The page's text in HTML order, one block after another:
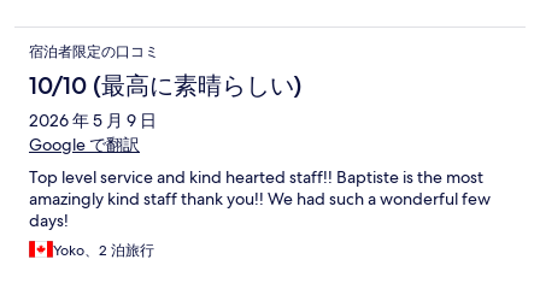
宿泊者限定の口コミ
10/10 (最高に素晴らしい)
2026 年 5 月 9 日
Google で翻訳
Top level service and kind hearted staff!! Baptiste is the most
amazingly kind staff thank you!! We had such a wonderful few
days!
Yoko、2 泊旅行